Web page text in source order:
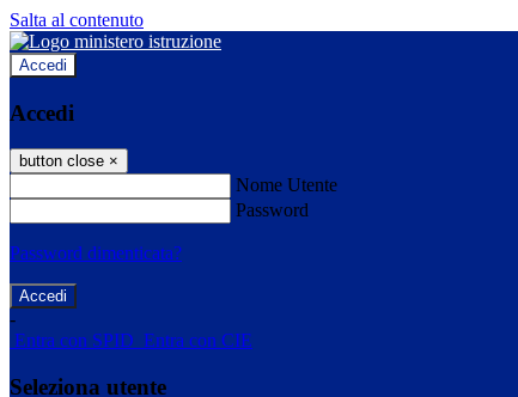
Salta al contenuto
Accedi
Accedi
button close ×
Nome Utente
Password
Password dimenticata?
-
Entra con SPID Entra con CIE
Seleziona utente